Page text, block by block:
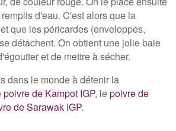
d'eau. C'est alors que la
que les péricardes (enveloppes,
détachent. On obtient une jolie baie
et de mettre à sécher.
dans le monde à détenir la
poivre de Kampot IGP, lepoivre de
de Sarawak IGP.